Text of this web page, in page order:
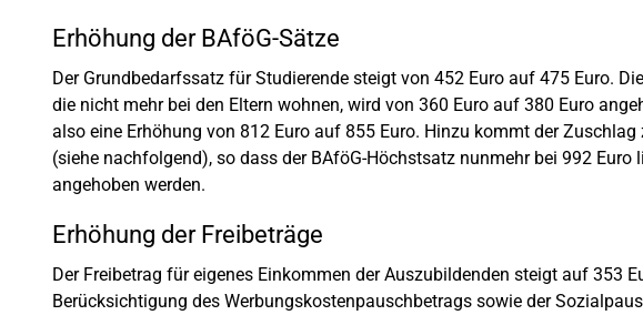
Erhöhung der BAföG-Sätze
Der Grundbedarfssatz für Studierende steigt von 452 Euro auf 475 Euro.
die nicht mehr bei den Eltern wohnen, wird von 360 Euro auf 380 Euro
also eine Erhöhung von 812 Euro auf 855 Euro. Hinzu kommt der Zuschlag
(siehe nachfolgend), so dass der BAföG-Höchstsatz nunmehr bei 992
angehoben werden.
Erhöhung der Freibeträge
Der Freibetrag für eigenes Einkommen der Auszubildenden steigt auf 353
Berücksichtigung des Werbungskostenpauschbetrags sowie der